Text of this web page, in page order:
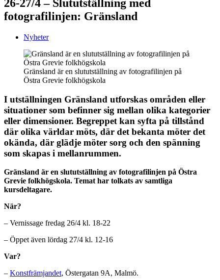
26-27/4 – Slututställning med
fotografilinjen: Gränsland
Nyheter
Gränsland är en slututställning av fotografilinjen på
Östra Grevie folkhögskola
I utställningen Gränsland utforskas områden eller
situationer som befinner sig mellan olika kategorier
eller dimensioner. Begreppet kan syfta på tillstånd
där olika världar möts, där det bekanta möter det
okända, där glädje möter sorg och den spänning
som skapas i mellanrummen.
Gränsland är en slututställning av fotografilinjen på Östra
Grevie folkhögskola. Temat har tolkats av samtliga
kursdeltagare.
När?
– Vernissage fredag 26/4 kl. 18-22
– Öppet även lördag 27/4 kl. 12-16
Var?
– Konstfrämjandet, Östergatan 9A, Malmö.